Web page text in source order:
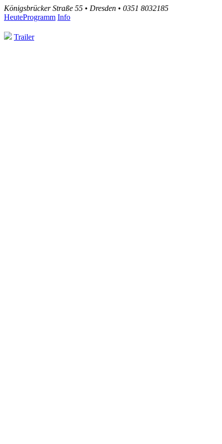
Königsbrücker Straße 55 • Dresden • 0351 8032185
HeuteProgramm Info
Trailer